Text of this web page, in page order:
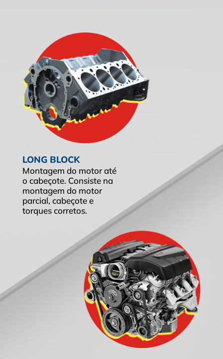
LONG BLOCK
Montagem do motor até
o cabeçote. Consiste na
montagem do motor
parcial, cabeçote e
torques corretos.